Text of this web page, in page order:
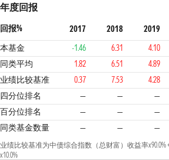
年度回报
回报% 2017 2018 2019
本基金
-1.46 6.31 4.10
同类平均
1.82 6.51 4.89
业绩比较基准
0.37 7.53 4.28
四分位排名
— — —
百分位排名
— — —
同类基金数量
— — —
业绩比较基准为中债综合指数（总财富）收益率x90.0%
x10.0%